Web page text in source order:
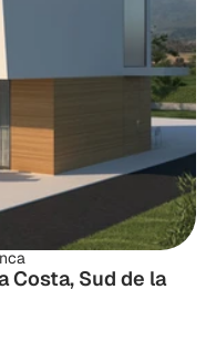
Costa, Sud de la